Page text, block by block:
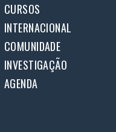
CURSOS
INTERNACIONAL
COMUNIDADE
INVESTIGAÇÃO
AGENDA